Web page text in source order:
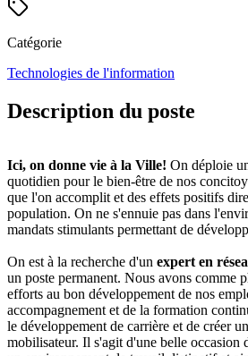
Catégorie
Technologies de l'information
Description du poste
Ici, on donne vie à la Ville! On déploie
quotidien pour le bien-être de nos
que l'on accomplit et des effets positifs
population. On ne s'ennuie pas dans
mandats stimulants permettant de
On est à la recherche d'un expert en
un poste permanent. Nous avons comme
efforts au bon développement de nos
accompagnement et de la formation
le développement de carrière et de créer
mobilisateur. Il s'agit d'une belle occasion